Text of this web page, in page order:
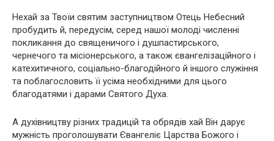
Нехай за Твоїи святим заступництвом Отець Небесний
пробудить й, передусім, серед нашої молоді численні
покликання до священичого і душпастирського,
чернечого та місіонерського, а також євангелізаційного і
катехитичного, соціально-благодійного й іншого служіння
та поблагословить її усіма необхідними для цього
благодатями і дарами Святого Духа.
А духівництву різних традицій та обрядів хай Він дарує
мужність проголошувати Євангеліє Царства Божого і